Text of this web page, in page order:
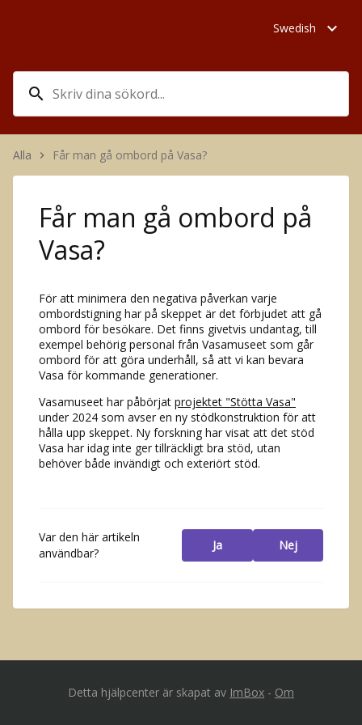
search
Swedish expand_more
Alla keyboard_arrow_right Får man gå ombord på Vasa?
Får man gå ombord på
Vasa?
För att minimera den negativa påverkan varje
ombordstigning har på skeppet är det förbjudet att gå
ombord för besökare. Det finns givetvis undantag, till
exempel behörig personal från Vasamuseet som går
ombord för att göra underhåll, så att vi kan bevara
Vasa för kommande generationer.
Vasamuseet har påbörjat projektet "Stötta Vasa"
under 2024 som avser en ny stödkonstruktion för att
hålla upp skeppet. Ny forskning har visat att det stöd
Vasa har idag inte ger tillräckligt bra stöd, utan
behöver både invändigt och exteriört stöd.
Var den här artikeln
användbar?
Ja Nej
Detta hjälpcenter är skapat av ImBox - Om